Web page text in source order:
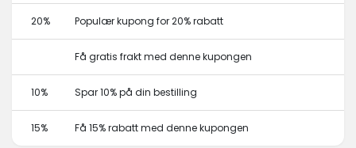
20% Populær kupong for 20% rabatt
Få gratis frakt med denne kupongen
10% Spar 10% på din bestilling
15% Få 15% rabatt med denne kupongen